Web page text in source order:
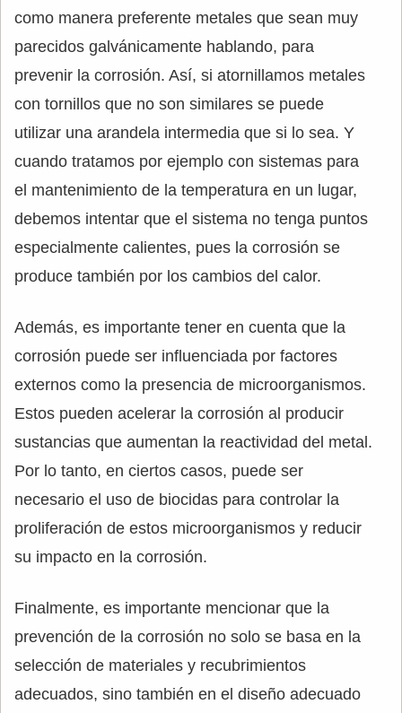
como manera preferente metales que sean muy
parecidos galvánicamente hablando, para
prevenir la corrosión. Así, si atornillamos metales
con tornillos que no son similares se puede
utilizar una arandela intermedia que si lo sea. Y
cuando tratamos por ejemplo con sistemas para
el mantenimiento de la temperatura en un lugar,
debemos intentar que el sistema no tenga puntos
especialmente calientes, pues la corrosión se
produce también por los cambios del calor.
Además, es importante tener en cuenta que la
corrosión puede ser influenciada por factores
externos como la presencia de microorganismos.
Estos pueden acelerar la corrosión al producir
sustancias que aumentan la reactividad del metal.
Por lo tanto, en ciertos casos, puede ser
necesario el uso de biocidas para controlar la
proliferación de estos microorganismos y reducir
su impacto en la corrosión.
Finalmente, es importante mencionar que la
prevención de la corrosión no solo se basa en la
selección de materiales y recubrimientos
adecuados, sino también en el diseño adecuado